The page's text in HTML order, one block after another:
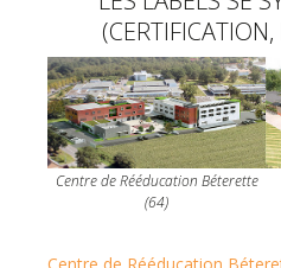
Centre de Rééducation Béterette
(64)